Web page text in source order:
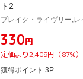
ト2
¥330円
定価より2,409円（87%
獲得ポイント 3P